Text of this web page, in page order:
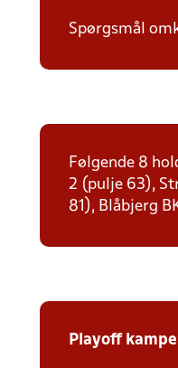
Spørgsmål
Følgende 8
2 (pulje 63),
81), Blåbjerg
Playoff